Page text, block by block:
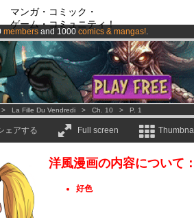
マンガ・コミック・
ゲーム・コミュニティ！
members and 1000 comics & mangas!.
is now LIVE!.
from3.95 euros per month !Get membership
La Fille Du Vendredi > Ch. 10 > P. 1
ェアする Full screen
洋風漫画の内容について
好色